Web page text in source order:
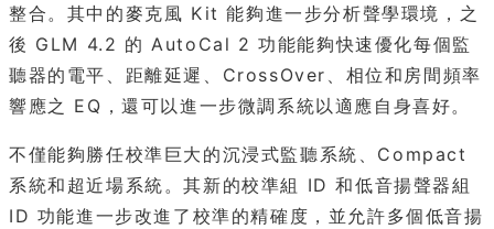
整合。其中的麥克風 Kit 能夠進一步分析聲學環境，之
後 GLM 4.2 的 AutoCal 2 功能能夠快速優化每個監
聽器的電平、距離延遲、CrossOver、相位和房間頻率
響應之 EQ，還可以進一步微調系統以適應自身喜好。
不僅能夠勝任校準巨大的沉浸式監聽系統、Compact
系統和超近場系統。其新的校準組 ID 和低音揚聲器組
ID 功能進一步改進了校準的精確度，並允許多個低音揚